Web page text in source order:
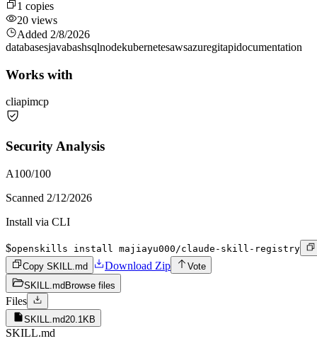
1 copies
20 views
Added 2/8/2026
databasesjavabashsqlnodekubernetesawsazuregitapidocumentation
Works with
cliapimcp
Security Analysis
A100/100
Scanned 2/12/2026
Install via CLI
$openskills install majiayu000/claude-skill-registry
Copy SKILL.md
Download Zip
Vote
SKILL.md Browse files
Files
SKILL.md20.1KB
SKILL.md